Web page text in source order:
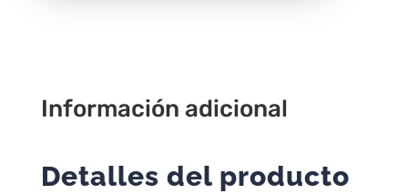
Información adicional
Detalles del producto